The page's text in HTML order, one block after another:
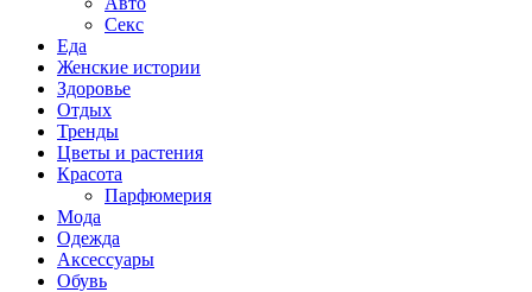
Секс
Еда
Женские истории
Здоровье
Отдых
Тренды
Цветы и растения
Красота
Парфюмерия
Мода
Одежда
Аксессуары
Обувь